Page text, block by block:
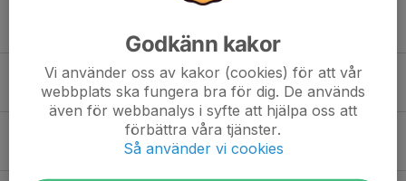
11 jul, 18:35 0
Midnattssolsrallyt och Rally Uppland 2026-07-04.
4 jul, 18:23 0
Skänningeknixen 2026-06-28
28 jun, 14:45 0
Godkänn kakor
Vi använder oss av kakor (cookies) för att vår
webbplats ska fungera bra för dig. De används
även för webbanalys i syfte att hjälpa oss att
förbättra våra tjänster.
Så använder vi cookies